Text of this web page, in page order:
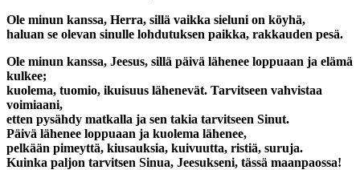
Ole minun kanssa, Herra, sillä vaikka sieluni on köyhä,
haluan se olevan sinulle lohdutuksen paikka, rakkauden pesä.
Ole minun kanssa, Jeesus, sillä päivä lähenee loppuaan ja elämä
kulkee;
kuolema, tuomio, ikuisuus lähenevät. Tarvitseen vahvistaa
voimiaani,
etten pysähdy matkalla ja sen takia tarvitseen Sinut.
Päivä lähenee loppuaan ja kuolema lähenee,
pelkään pimeyttä, kiusauksia, kuivuutta, ristiä, suruja.
Kuinka paljon tarvitsen Sinua, Jeesukseni, tässä maanpaossa!